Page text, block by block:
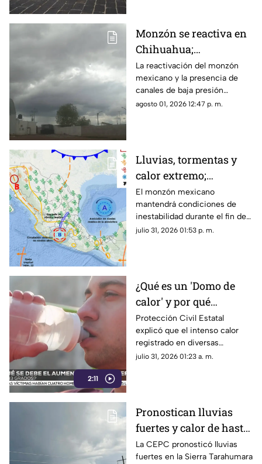
Monzón se reactiva en
Chihuahua;
pronostican lluvias,
fuertes vientos y
temperaturas de hasta
39°C
La reactivación del monzón
mexicano y la presencia de
canales de baja presión
provocarán lluvias, fuertes
agosto 01, 2026 12:47 p. m.
Lluvias, tormentas y
calor extremo;
pronóstico del clima
para el fin de semana
en Chihuahua
El monzón mexicano
mantendrá condiciones de
inestabilidad durante el fin de
semana en Chihuahua.
julio 31, 2026 01:53 p. m.
2:11
¿Qué es un 'Domo de
calor' y por qué
mantiene temperaturas
de hasta 43 grados en
Chihuahua?
Protección Civil Estatal
explicó que el intenso calor
registrado en diversas
regiones de Chihuahua se
julio 31, 2026 01:23 a. m.
Pronostican lluvias
fuertes y calor de hasta
42 grados en
Chihuahua; aquí fechas
La CEPC pronosticó lluvias
fuertes en la Sierra Tarahumara